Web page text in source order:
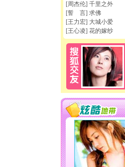
[周杰伦] 千里之外
[誓 言] 求佛
[王力宏] 大城小爱
[王心凌] 花的嫁纱